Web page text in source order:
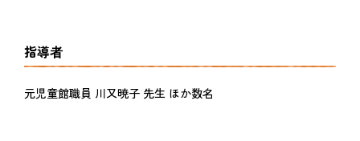
指導者
元児童館職員 川又暁子 先生 ほか数名